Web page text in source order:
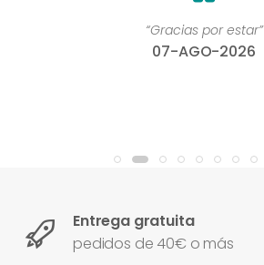
“Gracias por estar”
07-AGO-2026
Entrega gratuita
pedidos de 40€ o más